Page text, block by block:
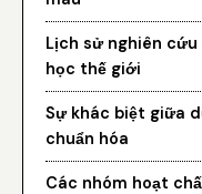
Lịch sử nghiên
học thế giới
Sự khác biệt giữa
chuẩn hóa
Các nhóm hoạt